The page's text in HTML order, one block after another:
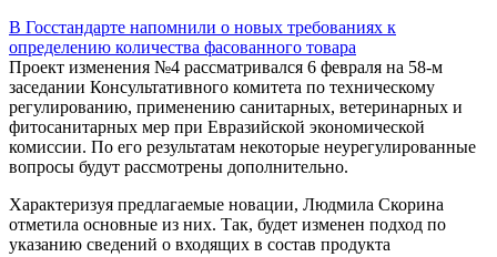
В Госстандарте напомнили о новых требованиях к
определению количества фасованного товара
Проект изменения №4 рассматривался 6 февраля на 58-м
заседании Консультативного комитета по техническому
регулированию, применению санитарных, ветеринарных и
фитосанитарных мер при Евразийской экономической
комиссии. По его результатам некоторые неурегулированные
вопросы будут рассмотрены дополнительно.
Характеризуя предлагаемые новации, Людмила Скорина
отметила основные из них. Так, будет изменен подход по
указанию сведений о входящих в состав продукта